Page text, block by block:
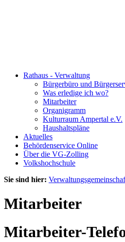
Rathaus - Verwaltung
Bürgerbüro und
Was erledige ich wo?
Mitarbeiter
Organigramm
Kulturraum Ampertal e.V.
Haushaltspläne
Aktuelles
Behördenservice Online
Über die VG-Zolling
Volkshochschule
Sie sind hier:
Mitarbeiter
Mitarbeiter-